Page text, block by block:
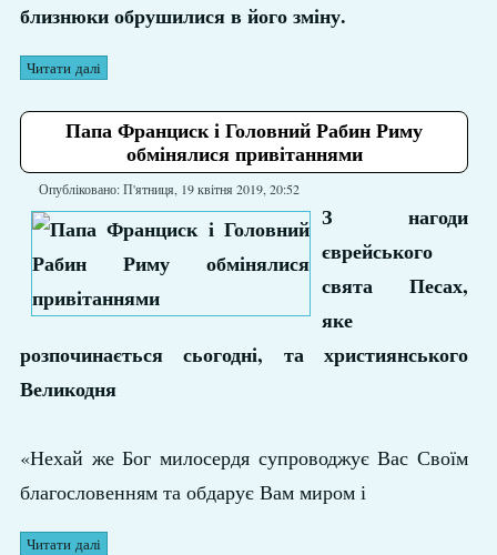
близнюки обрушилися в його зміну.
Читати далі
Папа Франциск і Головний Рабин Риму
обмінялися привітаннями
Опубліковано: П'ятниця, 19 квітня 2019, 20:52
З нагоди
єврейського
свята Песах,
яке
розпочинається сьогодні, та християнського
Великодня
«Нехай же Бог милосердя супроводжує Вас Своїм
благословенням та обдарує Вам миром і
Читати далі